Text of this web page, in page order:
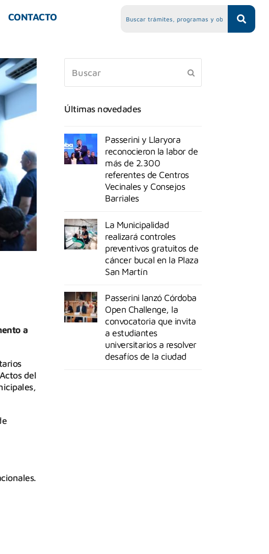
CONTACTO
a
del
Últimas novedades
Passerini y Llaryora
reconocieron la labor de
más de 2.300
referentes de Centros
Vecinales y Consejos
Barriales
La Municipalidad
realizará controles
preventivos gratuitos de
cáncer bucal en la Plaza
San Martín
Passerini lanzó Córdoba
Open Challenge, la
convocatoria que invita
a estudiantes
universitarios a resolver
desafíos de la ciudad